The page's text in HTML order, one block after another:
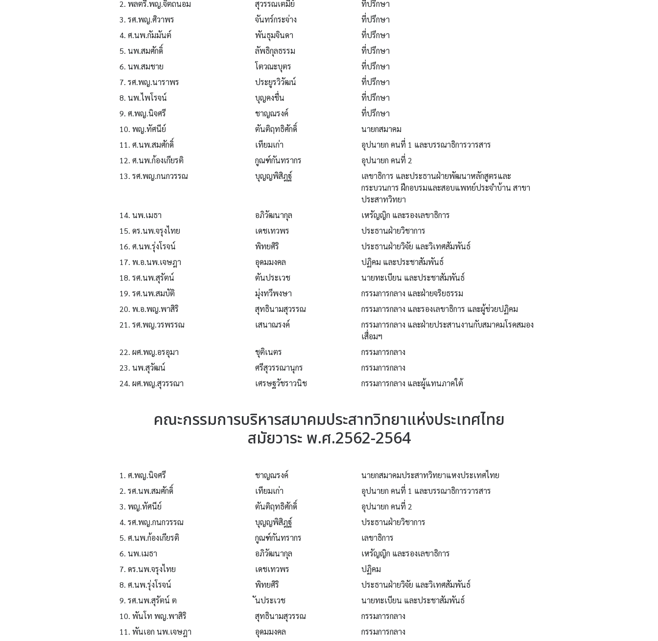
2. พลตรี.พญ.จิตถนอม
สุวรรณเตมีย์
ที่ปรึกษา
3. รศ.พญ.ศิวาพร
จันทร์กระจ่าง
ที่ปรึกษา
4. ศ.นพ.กัมมันต์
พันธุมจินดา
ที่ปรึกษา
5. นพ.สมศักดิ์
ลัพธิกุลธรรม
ที่ปรึกษา
6. นพ.สมชาย
โตวณะบุตร
ที่ปรึกษา
7. รศ.พญ.นาราพร
ประยูรวิวัฒน์
ที่ปรึกษา
8. นพ.ไพโรจน์
บุญคงชื่น
ที่ปรึกษา
9. ศ.พญ.นิจศรี
ชาญณรงค์
ที่ปรึกษา
10. พญ.ทัศนีย์
ตันติฤทธิศักดิ์
นายกสมาคม
11. ศ.นพ.สมศักดิ์
เทียมเก่า
อุปนายก คนที่ 1 และบรรณาธิการวารสาร
12. ศ.นพ.ก้องเกียรติ
กูณฑ์กันทรากร
อุปนายก คนที่ 2
13. รศ.พญ.กนกวรรณ
บุญญพิสิฎฐ์
เลขาธิการ และประธานฝ่ายพัฒนาหลักสูตรและ
กระบวนการ ฝึกอบรมและสอบแพทย์ประจำบ้าน สาขา
ประสาทวิทยา
14. นพ.เมธา
อภิวัฒนากุล
เหรัญญิก และรองเลขาธิการ
15. ดร.นพ.จรุงไทย
เดชเทวพร
ประธานฝ่ายวิชาการ
16. ศ.นพ.รุ่งโรจน์
พิทยศิริ
ประธานฝ่ายวิจัย และวิเทศสัมพันธ์
17. พ.อ.นพ.เจษฎา
อุดมมงคล
ปฏิคม และประชาสัมพันธ์
18. รศ.นพ.สุรัตน์
ตันประเวช
นายทะเบียน และประชาสัมพันธ์
19. รศ.นพ.สมบัติ
มุ่งทวีพงษา
กรรมการกลาง และฝ่ายจริยธรรม
20. พ.อ.พญ.พาสิริ
สุทธินามสุวรรณ
กรรมการกลาง และรองเลขาธิการ และผู้ช่วยปฏิคม
21. รศ.พญ.วรพรรณ
เสนาณรงค์
กรรมการกลาง และฝ่ายประสานงานกับสมาคมโรคสมอง
เสื่อมฯ
22. ผศ.พญ.อรอุมา
ชุติเนตร
กรรมการกลาง
23. นพ.สุวัฒน์
ศรีสุวรรณานุกร
กรรมการกลาง
24. ผศ.พญ.สุวรรณา
เศรษฐวัชราวนิช กรรมการกลาง และผู้แทนภาคใต้
คณะกรรมการบริหารสมาคมประสาทวิทยาแห่งประเทศไทย
สมัยวาระ พ.ศ.2562-2564
1. ศ.พญ.นิจศรี ชาญณรงค์
นายกสมาคมประสาทวิทยาแหงประเทศไทย
2. รศ.นพ.สมศักดิ์
เทียมเก่า
อุปนายก คนที่ 1 และบรรณาธิการวารสาร
3. พญ.ทัศนีย์
ตันติฤทธิศักดิ์
อุปนายก คนที่ 2
4. รศ.พญ.กนกวรรณ
บุญญพิสิฎฐ์
ประธานฝ่ายวิชาการ
5. ศ.นพ.ก้องเกียรติ
กูณฑ์กันทรากร
เลขาธิการ
6. นพ.เมธา
อภิวัฒนากุล
เหรัญญิก และรองเลขาธิการ
7. ดร.นพ.จรุงไทย
เดชเทวพร
ปฏิคม
8. ศ.นพ.รุ่งโรจน์
พิทยศิริ
ประธานฝ่ายวิจัย และวิเทศสัมพันธ์
9. รศ.นพ.สุรัตน์ ต
ันประเวช
นายทะเบียน และประชาสัมพันธ์
10. พันโท พญ.พาสิริ
สุทธินามสุวรรณ
กรรมการกลาง
11. พันเอก นพ.เจษฎา
อุดมมงคล กรรมการกลาง